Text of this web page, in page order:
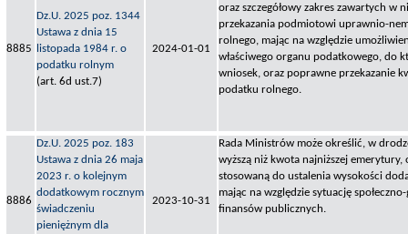
8885
Dz.U. 2025 poz. 1344
Ustawa z dnia 15
listopada 1984 r. o
podatku rolnym
(art. 6d ust.7)
2024-01-01
oraz szczegółowy zakres zawartych w
przekazania podmiotowi uprawnio-
rolnego, mając na względzie
właściwego organu podatkowego, do
wniosek, oraz poprawne przekazanie
podatku rolnego.
8886
Dz.U. 2025 poz. 183
Ustawa z dnia 26 maja
2023 r. o kolejnym
dodatkowym rocznym
świadczeniu
pieniężnym dla
2023-10-31
Rada Ministrów może określić, w
wyższą niż kwota najniższej
stosowaną do ustalenia wysokości
mając na względzie sytuację
finansów publicznych.